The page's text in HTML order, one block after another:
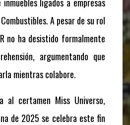
A pesar de su rol
no ha desistido formalmente
argumentando que
mientras colabore.
al certamen Miss Universo,
de 2025 se celebra este fin